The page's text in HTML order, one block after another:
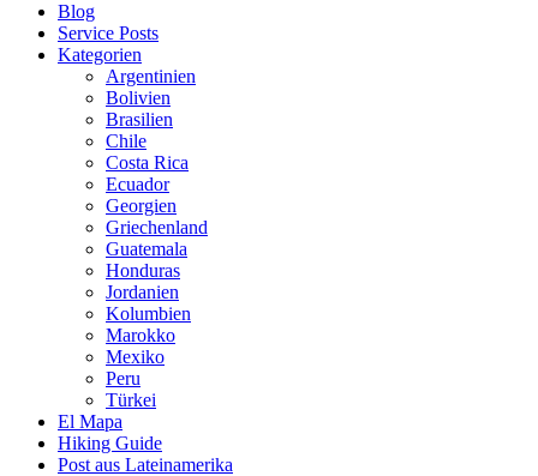
Blog
Service Posts
Kategorien
Argentinien
Bolivien
Brasilien
Chile
Costa Rica
Ecuador
Georgien
Griechenland
Guatemala
Honduras
Jordanien
Kolumbien
Marokko
Mexiko
Peru
Türkei
El Mapa
Hiking Guide
Post aus Lateinamerika